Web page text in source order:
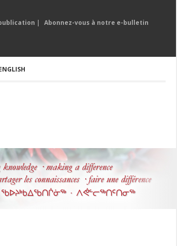
| Abonnez-vous à notre e-bulletin